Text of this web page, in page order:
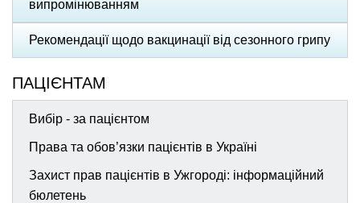
випромінюванням
Рекомендації щодо вакцинації від сезонного грипу
ПАЦІЄНТАМ
Вибір - за пацієнтом
Права та обов’язки пацієнтів в Україні
Захист прав пацієнтів в Ужгороді: інформаційний
бюлетень